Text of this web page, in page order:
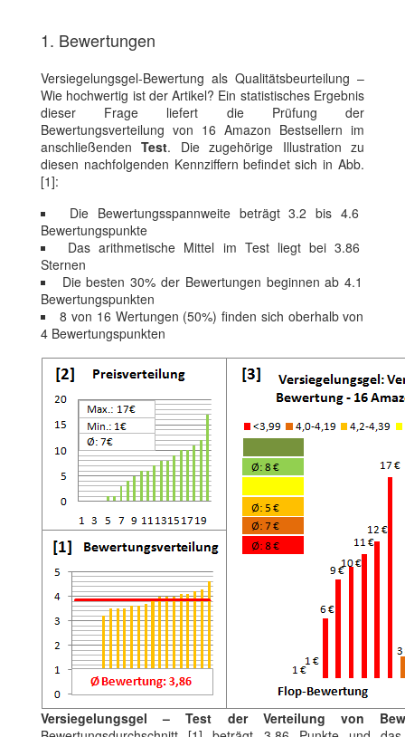
1. Bewertungen
Versiegelungsgel-Bewertung als Qualitätsbeurteilung –
Wie hochwertig ist der Artikel? Ein statistisches Ergebnis
dieser Frage liefert die Prüfung der
Bewertungsverteilung von 16 Amazon Bestsellern im
anschließendenTest. Die zugehörige Illustration zu
diesen nachfolgenden Kennziffern befindet sich in Abb.
[1]:
Die Bewertungsspannweite beträgt 3.2 bis 4.6
Bewertungspunkte
Das arithmetische Mittel im Test liegt bei 3.86
Sternen
Die besten 30% der Bewertungen beginnen ab 4.1
Bewertungspunkten
8 von 16 Wertungen (50%) finden sich oberhalb von
4 Bewertungspunkten
Versiegelungsgel – Test der Verteilung von